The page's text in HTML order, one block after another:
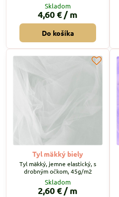
Skladom
4,60 € / m
Do košíka
Tyl mäkký biely
Tyl mäkký, jemne elastický, s
drobným očkom, 45g/m2
Skladom
2,60 € / m